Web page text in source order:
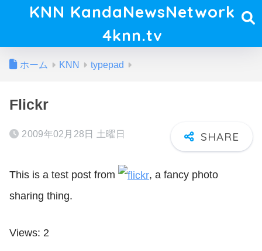
KNN KandaNewsNetwork
4knn.tv
ホーム KNN typepad
Flickr
2009年02月28日 土曜日
This is a test post from
, a fancy photo
sharing thing.
Views: 2